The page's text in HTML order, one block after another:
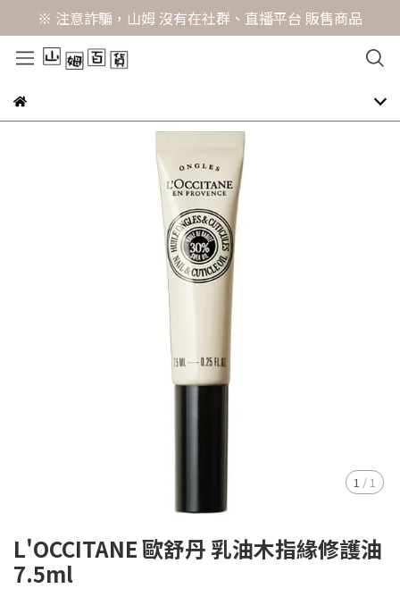
※ 注意詐騙，山姆 沒有在社群、直播平台 販售商品
1 / 1
L'OCCITANE 歐舒丹 乳油木指緣修護油
7.5ml